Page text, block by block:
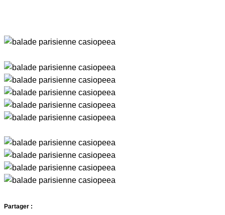
Partager :